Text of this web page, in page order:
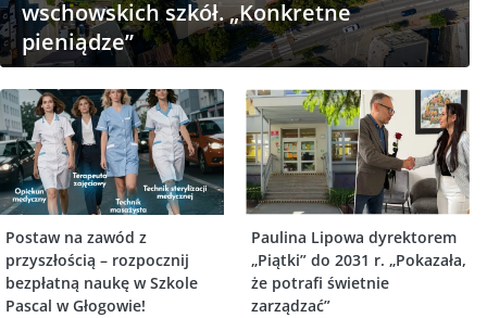
wschowskich szkół. „Konkretne
pieniądze”
Postaw na zawód z
przyszłością – rozpocznij
bezpłatną naukę w Szkole
Pascal w Głogowie!
Paulina Lipowa dyrektorem
„Piątki” do 2031 r. „Pokazała,
że potrafi świetnie
zarządzać”